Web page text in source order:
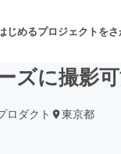
じめるプロジェクトを
に撮影
ロダクト 東京都